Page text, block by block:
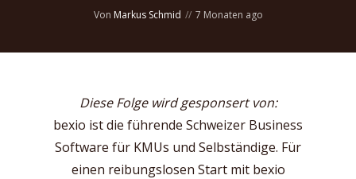
Von Markus Schmid 7 Monaten ago
Diese Folge wird gesponsert von:
bexio ist die führende Schweizer Business
Software für KMUs und Selbständige. Für
einen reibungslosen Start mit bexio